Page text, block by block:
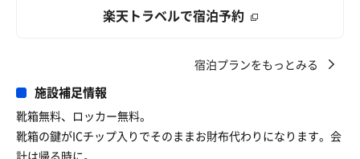
楽天トラベルで宿泊予約
宿泊プランをもっとみる
施設補足情報
靴箱無料、ロッカー無料。
靴箱の鍵がICチップ入りでそのままお財布代わりになります。会
計は帰る時に。